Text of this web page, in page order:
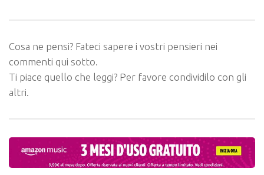
Cosa ne pensi? Fateci sapere i vostri pensieri nei
commenti qui sotto.
Ti piace quello che leggi? Per favore condividilo con gli
altri.